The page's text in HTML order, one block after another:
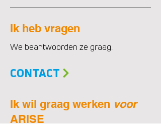
Ik heb vragen
We beantwoorden ze graag.
CONTACT
Ik wil graag werken voor
ARISE